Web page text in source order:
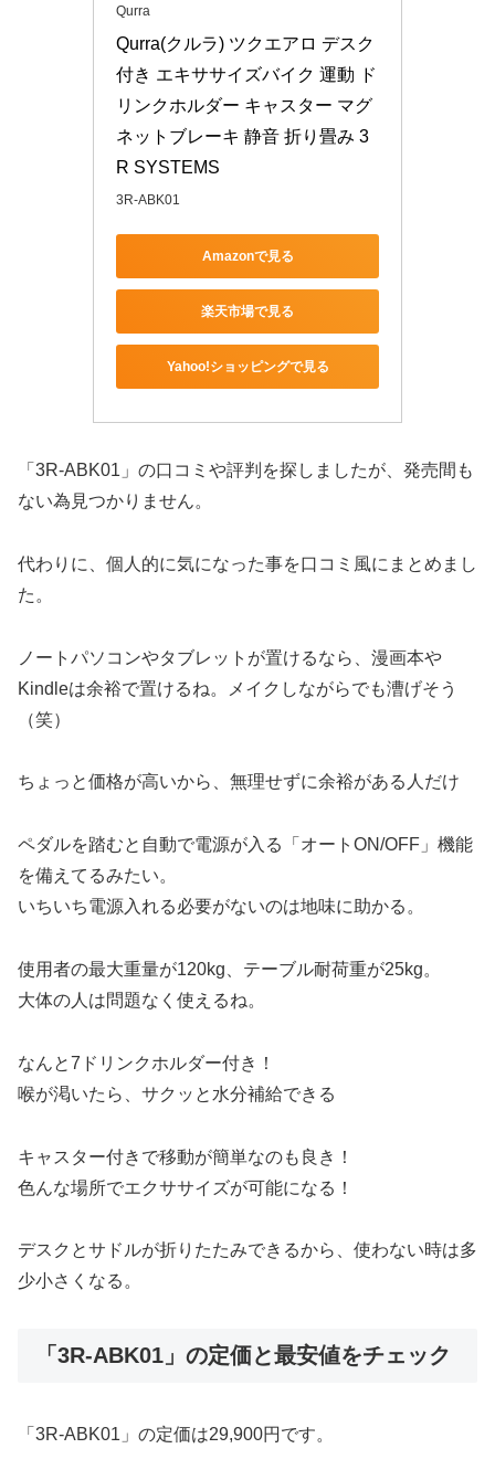
Qurra
Qurra(クルラ) ツクエアロ デスク
付き エキササイズバイク 運動 ド
リンクホルダー キャスター マグ
ネットブレーキ 静音 折り畳み 3
R SYSTEMS
3R-ABK01
Amazonで見る
楽天市場で見る
Yahoo!ショッピングで見る
「3R-ABK01」の口コミや評判を探しましたが、発売間も
ない為見つかりません。
代わりに、個人的に気になった事を口コミ風にまとめまし
た。
ノートパソコンやタブレットが置けるなら、漫画本や
Kindleは余裕で置けるね。メイクしながらでも漕げそう
（笑）
ちょっと価格が高いから、無理せずに余裕がある人だけ
ペダルを踏むと自動で電源が入る「オートON/OFF」機能
を備えてるみたい。
いちいち電源入れる必要がないのは地味に助かる。
使用者の最大重量が120kg、テーブル耐荷重が25kg。
大体の人は問題なく使えるね。
なんと7ドリンクホルダー付き！
喉が渇いたら、サクッと水分補給できる
キャスター付きで移動が簡単なのも良き！
色んな場所でエクササイズが可能になる！
デスクとサドルが折りたたみできるから、使わない時は多
少小さくなる。
「3R-ABK01」の定価と最安値をチェック
「3R-ABK01」の定価は29,900円です。